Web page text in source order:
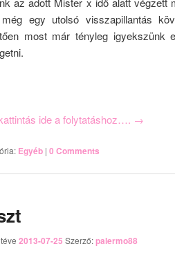
egy utolsó visszapillantás
most már tényleg igyekszünk
ide a folytatáshoz…. →
Egyéb | 0 Comments
2013-07-25 Szerző:palermo88